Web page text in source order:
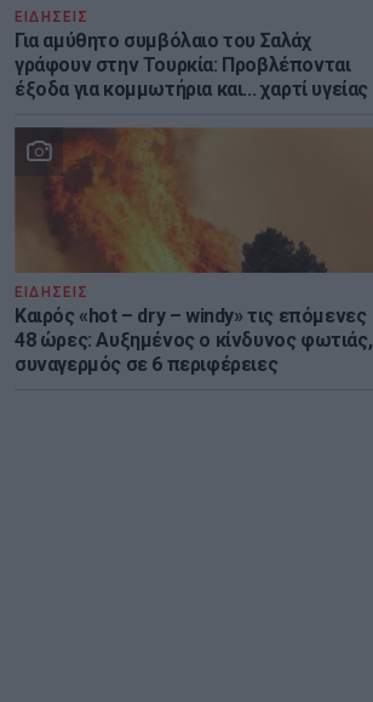
ΕΙΔΗΣΕΙΣ
Για αμύθητο συμβόλαιο του Σαλάχ
γράφουν στην Τουρκία: Προβλέπονται
έξοδα για κομμωτήρια και... χαρτί υγείας
ΕΙΔΗΣΕΙΣ
Καιρός «hot – dry – windy» τις επόμενες
48 ώρες: Αυξημένος ο κίνδυνος φωτιάς,
συναγερμός σε 6 περιφέρειες